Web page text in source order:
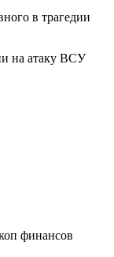
в трагедии
на атаку ВСУ
финансов